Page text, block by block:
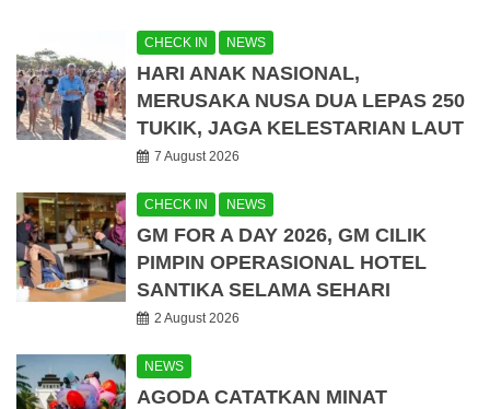
CHECK IN NEWS
HARI ANAK NASIONAL,
MERUSAKA NUSA DUA LEPAS 250
TUKIK, JAGA KELESTARIAN LAUT
7 August 2026
CHECK IN NEWS
GM FOR A DAY 2026, GM CILIK
PIMPIN OPERASIONAL HOTEL
SANTIKA SELAMA SEHARI
2 August 2026
NEWS
AGODA CATATKAN MINAT